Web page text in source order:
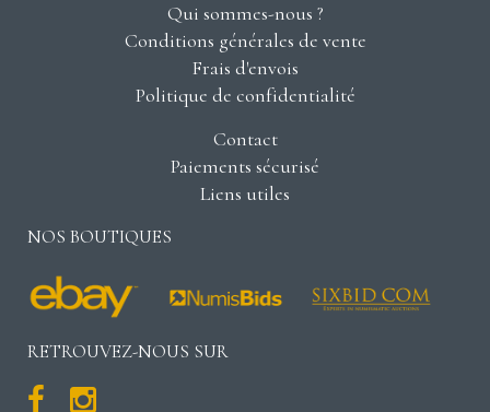
Qui sommes-nous ?
Conditions générales de vente
Frais d'envois
Politique de confidentialité
Contact
Paiements sécurisé
Liens utiles
NOS BOUTIQUES
RETROUVEZ-NOUS SUR